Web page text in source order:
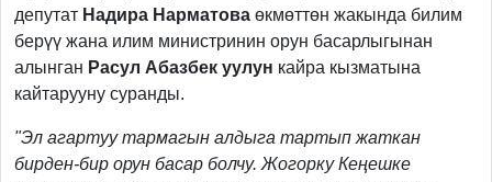
депутат Надира Нарматова өкмөттөн жакында билим
берүү жана илим министринин орун басарлыгынан
алынган Расул Абазбек уулун кайра кызматына
кайтарууну суранды.
"Эл агартуу тармагын алдыга тартып жаткан
бирден-бир орун басар болчу. Жогорку Кеңешке